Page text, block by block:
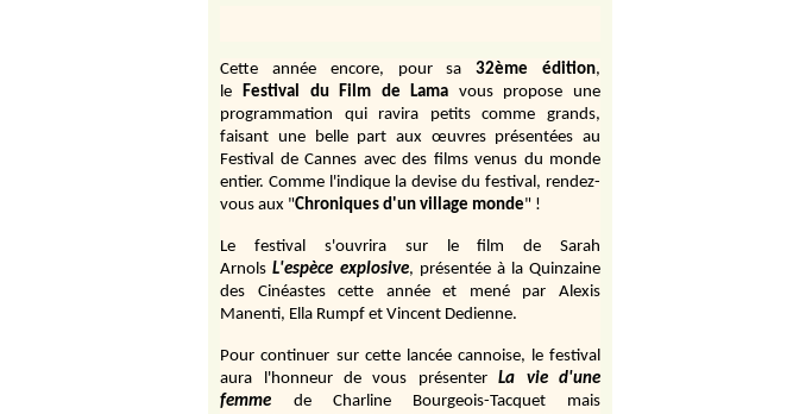
Cette année encore, pour sa 32ème édition,
le Festival du Film de Lama vous propose une
programmation qui ravira petits comme grands,
faisant une belle part aux œuvres présentées au
Festival de Cannes avec des films venus du monde
entier. Comme l'indique la devise du festival, rendez-
vous aux "Chroniques d'un village monde" !
Le festival s'ouvrira sur le film de Sarah
Arnols L'espèce explosive, présentée à la Quinzaine
des Cinéastes cette année et mené par Alexis
Manenti, Ella Rumpf et Vincent Dedienne.
Pour continuer sur cette lancée cannoise, le festival
aura l'honneur de vous présenter
La vie d'une
femme
de Charline Bourgeois-Tacquet
mais